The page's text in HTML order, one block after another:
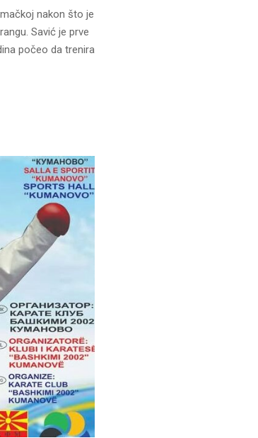
nakon što je
Savić je prve
počeo da trenira